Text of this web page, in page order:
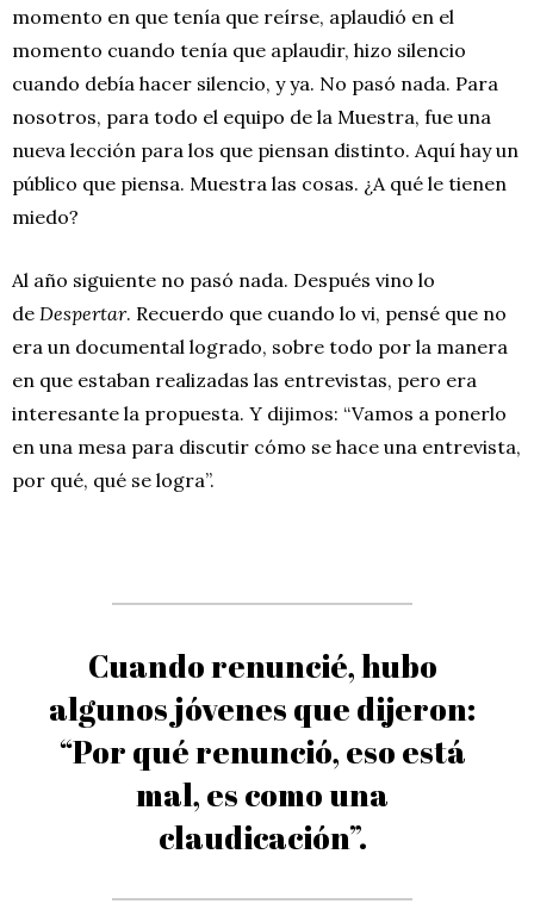
momento en que tenía que reírse, aplaudió en el
momento cuando tenía que aplaudir, hizo silencio
cuando debía hacer silencio, y ya. No pasó nada. Para
nosotros, para todo el equipo de la Muestra, fue una
nueva lección para los que piensan distinto. Aquí hay un
público que piensa. Muestra las cosas. ¿A qué le tienen
miedo?
Al año siguiente no pasó nada. Después vino lo
de Despertar. Recuerdo que cuando lo vi, pensé que no
era un documental logrado, sobre todo por la manera
en que estaban realizadas las entrevistas, pero era
interesante la propuesta. Y dijimos: “Vamos a ponerlo
en una mesa para discutir cómo se hace una entrevista,
por qué, qué se logra”.
Cuando renuncié, hubo
algunos jóvenes que dijeron:
“Por qué renunció, eso está
mal, es como una
claudicación”.